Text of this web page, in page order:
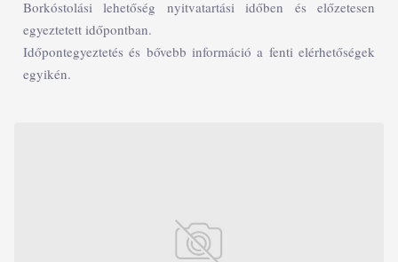
Borkóstolási lehetőség nyitvatartási időben és előzetesen
egyeztetett időpontban.
Időpontegyeztetés és bővebb információ a fenti elérhetőségek
egyikén.